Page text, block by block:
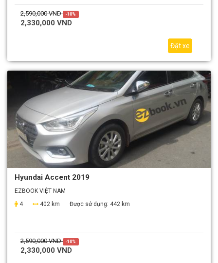
2,590,000 VND -10%
2,330,000 VND
Đặt xe
Hyundai Accent 2019
EZBOOK VIỆT NAM
4
402 km Được sử dụng: 442 km
2,590,000 VND -10%
2,330,000 VND